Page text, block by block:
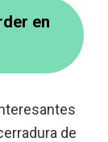
en
de